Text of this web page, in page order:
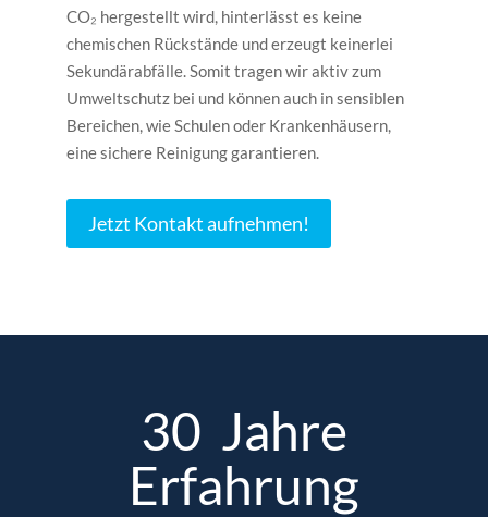
CO₂ hergestellt wird, hinterlässt es keine
chemischen Rückstände und erzeugt keinerlei
Sekundärabfälle. Somit tragen wir aktiv zum
Umweltschutz bei und können auch in sensiblen
Bereichen, wie Schulen oder Krankenhäusern,
eine sichere Reinigung garantieren.
Jetzt Kontakt aufnehmen!
30 Jahre
Erfahrung